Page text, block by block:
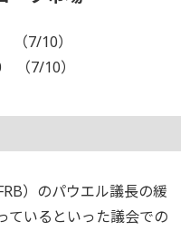
7/10）
7/10）
）のパウエル議長の緩
ているといった議会での